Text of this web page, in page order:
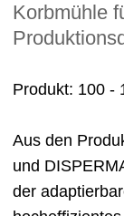
Korbmühle
Produkt 100 -
Aus den
und
der